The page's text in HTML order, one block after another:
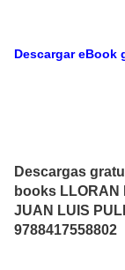
Descargar eBook
Descargas
books LLORAN
JUAN LUIS
9788417558802